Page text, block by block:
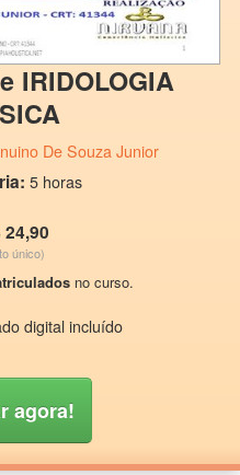
IRIDOLOGIA
De Souza Junior
5 horas
24,90
único)
no curso.
digital incluído
agora!